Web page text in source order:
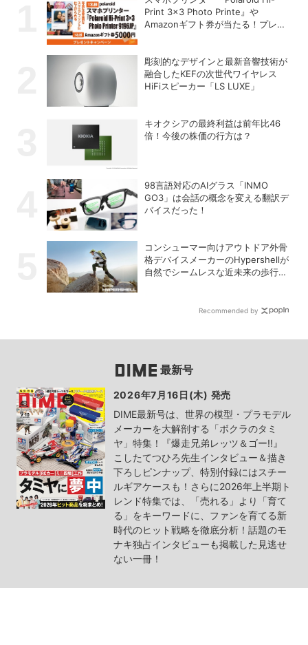
Print 3×3 Photo Printe』や
Amazonギフト券が当たる！プレゼ
彫刻的なデザインと最新音響技術が
融合したKEFの次世代ワイヤレス
HiFiスピーカー「LS LUXE」
キオクシアの最終利益は前年比46
倍！今後の株価の行方は？
98言語対応のAIグラス「INMO
GO3」は会話の概念を変える翻訳デ
バイスだった！
コンシューマー向けアウトドア外骨
格デバイスメーカーのHypershellが
自然でシームレスな近未来の歩行体
Recommended by
最新号
2026年7月16日(木) 発売
DIME最新号は、世界の模型・プラモデル
メーカーを大解剖する「ボクラのタミ
ヤ」特集！『爆走兄弟レッツ＆ゴー!!』
こしたてつひろ先生インタビュー＆描き
下ろしピンナップ、特別付録にはスチー
ルギアケースも！さらに2026年上半期ト
レンド特集では、「売れる」より「育て
る」をキーワードに、ファンを育てる新
時代のヒット戦略を徹底分析！話題のモ
ナキ独占インタビューも掲載した見逃せ
ない一冊！